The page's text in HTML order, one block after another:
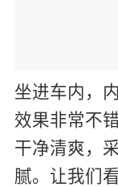
坐进车内，
效果非常不
干净清爽，
腻。让我们